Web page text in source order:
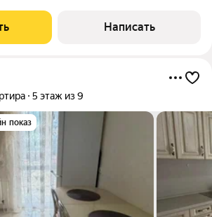
Планировка: изолированная,
Написать
5 этаж из 9
показ